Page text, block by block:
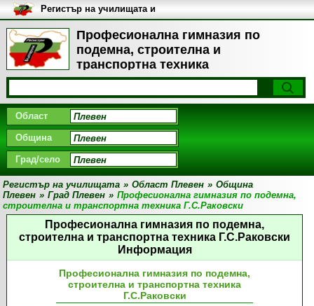
Професионална гимназия по
подемна, строителна и
транспортна техника
Г.С.Раковски, Град Плевен
Регистър на училищата и
университетите в България
Област
Община
Град/село
Регистър на училищата » Област Плевен » Община
Плевен » Град Плевен » Професионална гимназия по подемна,
строителна и транспортна техника Г.С.Раковски
Професионална гимназия по подемна,
строителна и транспортна техника Г.С.Раковски
Информация
Професионална гимназия по подемна,
строителна и транспортна техника
Г.С.Раковски